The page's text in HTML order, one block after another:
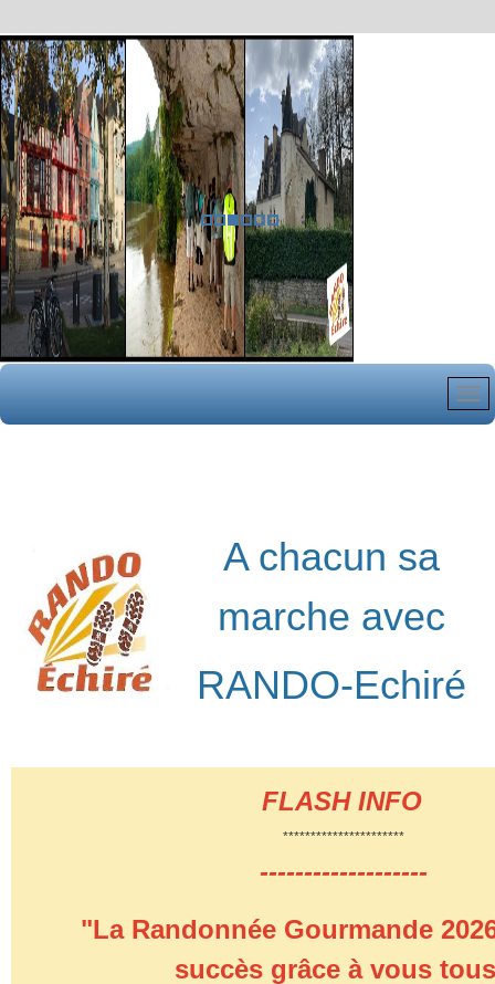
A chacun sa
marche avec
RANDO-Echiré
FLASH INFO
**********************
-------------------
"La Randonnée Gourmande
succès grâce à vous